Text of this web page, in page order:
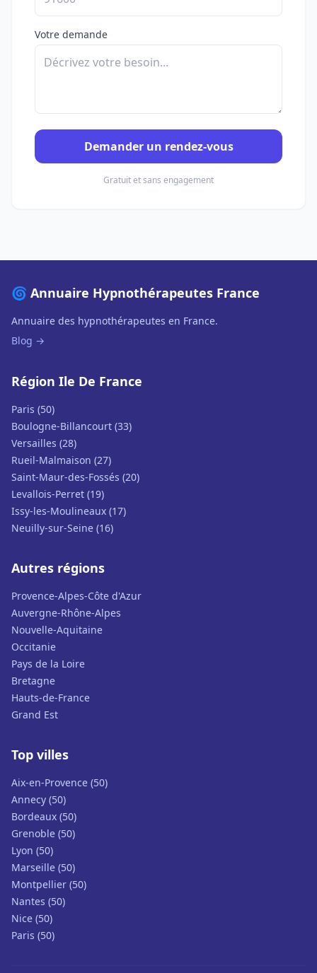
Votre demande
Demander un rendez-vous
Gratuit et sans engagement
🌀 Annuaire Hypnothérapeutes France
Annuaire des hypnothérapeutes en France.
Blog →
Région Ile De France
Paris (50)
Boulogne-Billancourt (33)
Versailles (28)
Rueil-Malmaison (27)
Saint-Maur-des-Fossés (20)
Levallois-Perret (19)
Issy-les-Moulineaux (17)
Neuilly-sur-Seine (16)
Autres régions
Provence-Alpes-Côte d'Azur
Auvergne-Rhône-Alpes
Nouvelle-Aquitaine
Occitanie
Pays de la Loire
Bretagne
Hauts-de-France
Grand Est
Top villes
Aix-en-Provence (50)
Annecy (50)
Bordeaux (50)
Grenoble (50)
Lyon (50)
Marseille (50)
Montpellier (50)
Nantes (50)
Nice (50)
Paris (50)